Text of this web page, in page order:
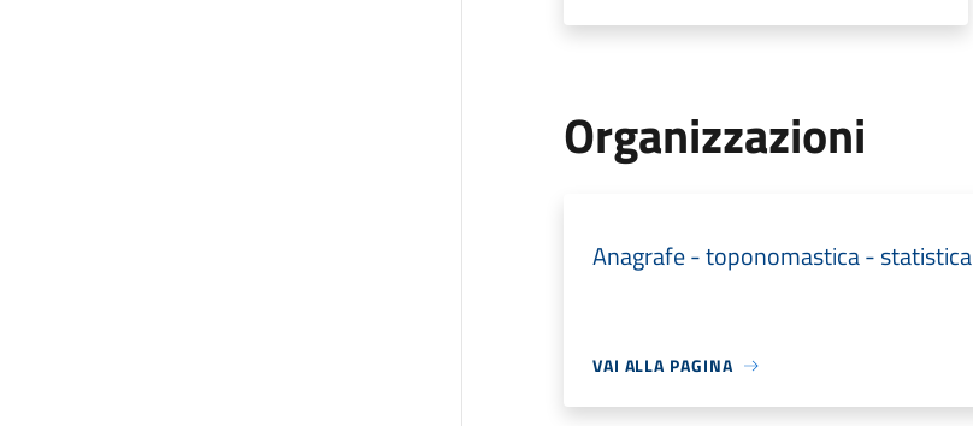
Organizzazioni
Anagrafe - toponomastica - statistica
VAI ALLA PAGINA